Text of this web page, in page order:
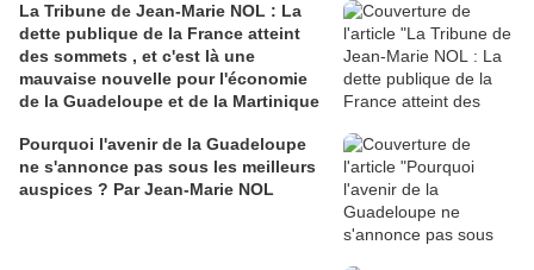
La Tribune de Jean-Marie NOL : La
dette publique de la France atteint
des sommets , et c'est là une
mauvaise nouvelle pour l'économie
de la Guadeloupe et de la Martinique
Pourquoi l'avenir de la Guadeloupe
ne s'annonce pas sous les meilleurs
auspices ? Par Jean-Marie NOL